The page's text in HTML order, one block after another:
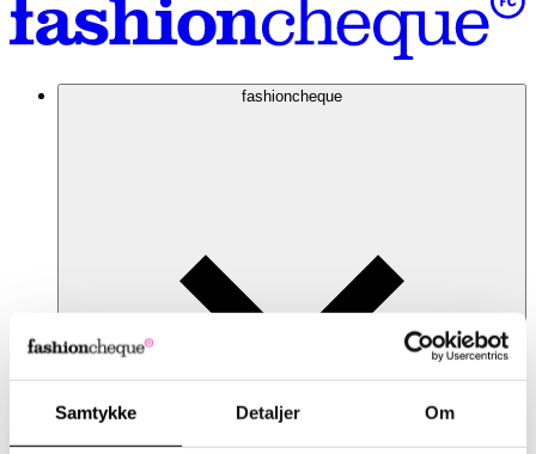
Samtykke Detaljer Om